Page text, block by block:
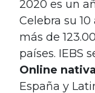
2020 es un
Celebra su
más de
países. IEBS
Online
España y